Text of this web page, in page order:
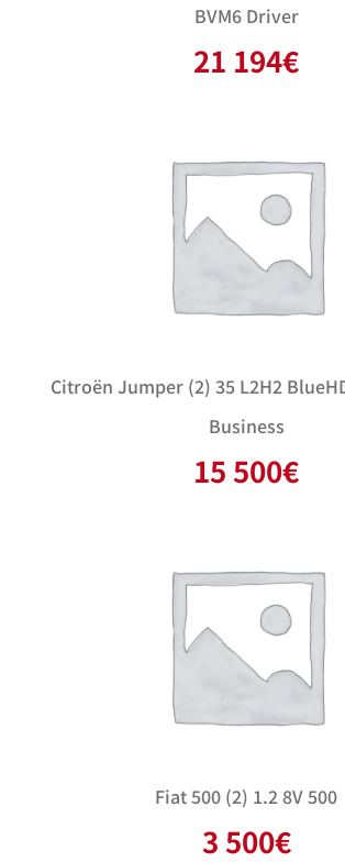
BVM6 Driver
21 194€
Citroën Jumper (2) 35 L2H2
Business
15 500€
Fiat 500 (2) 1.2 8V 500
3 500€